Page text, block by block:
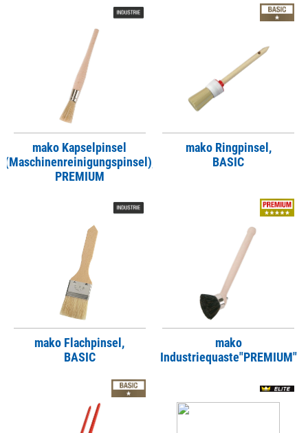
mako Kapselpinsel
(Maschinenreinigungspinsel),
PREMIUM
mako Ringpinsel,
BASIC
mako Flachpinsel,
BASIC
mako
Industriequaste"PREMIUM"